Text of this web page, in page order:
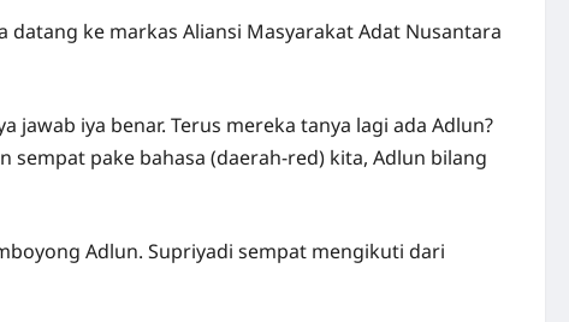
datang ke markas Aliansi Masyarakat Adat Nusantara
jawab iya benar. Terus mereka tanya lagi ada Adlun?
sempat pake bahasa (daerah-red) kita, Adlun bilang
Adlun. Supriyadi sempat mengikuti dari